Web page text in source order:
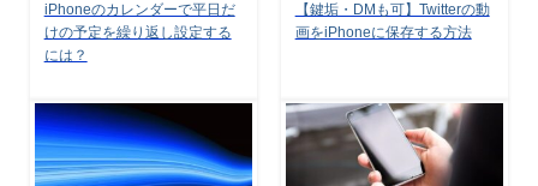
iPhoneのカレンダーで平日だ
けの予定を繰り返し設定する
には？
【鍵垢・DMも可】Twitterの動
画をiPhoneに保存する方法